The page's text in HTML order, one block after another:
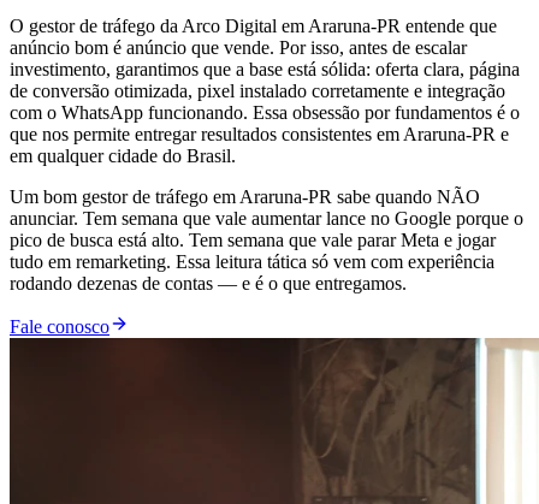
O gestor de tráfego da Arco Digital em Araruna-PR entende que
anúncio bom é anúncio que vende. Por isso, antes de escalar
investimento, garantimos que a base está sólida: oferta clara, página
de conversão otimizada, pixel instalado corretamente e integração
com o WhatsApp funcionando. Essa obsessão por fundamentos é o
que nos permite entregar resultados consistentes em Araruna-PR e
em qualquer cidade do Brasil.
Um bom gestor de tráfego em Araruna-PR sabe quando NÃO
anunciar. Tem semana que vale aumentar lance no Google porque o
pico de busca está alto. Tem semana que vale parar Meta e jogar
tudo em remarketing. Essa leitura tática só vem com experiência
rodando dezenas de contas — e é o que entregamos.
Fale conosco